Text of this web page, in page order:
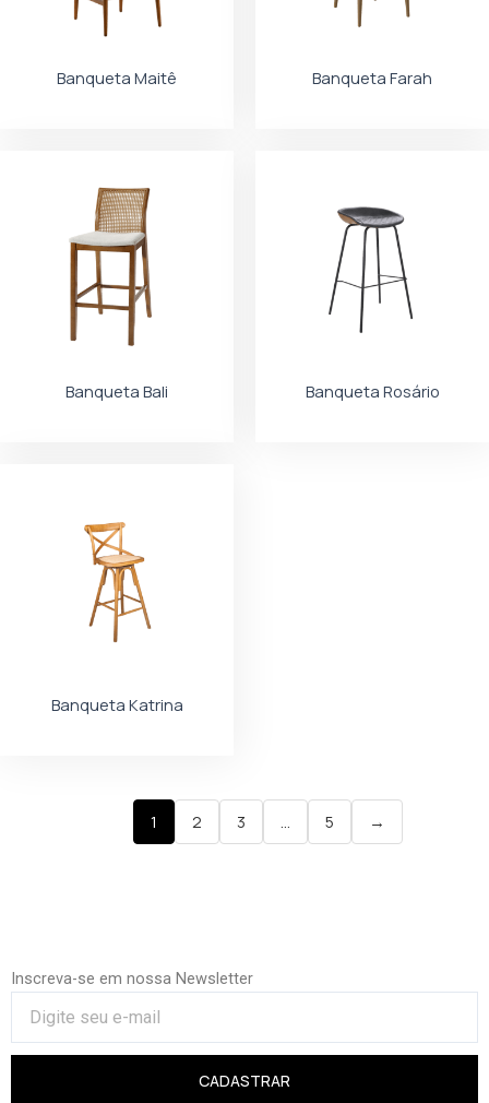
Banqueta Maitê Banqueta Farah
Banqueta Bali Banqueta Rosário
Banqueta Katrina
1 2 3 … 5 →
Inscreva-se em nossa Newsletter
CADASTRAR